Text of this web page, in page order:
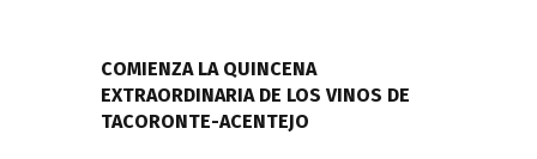
entradas
COMIENZA LA QUINCENA
EXTRAORDINARIA DE LOS VINOS DE
TACORONTE-ACENTEJO